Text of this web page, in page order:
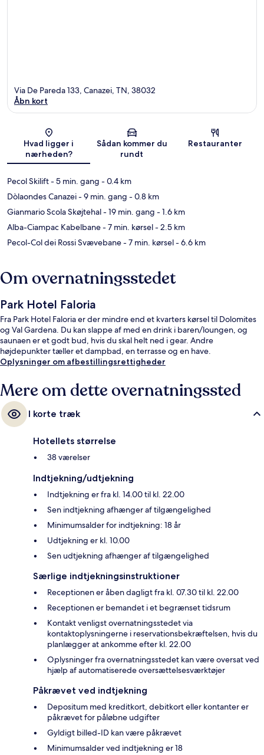
Kort
Via De Pareda 133, Canazei, TN, 38032
Åbn kort
Hvad ligger i
nærheden?
Sådan kommer du
rundt
Restauranter
Pecol Skilift- 5 min. gang - 0.4 km
Dòlaondes Canazei- 9 min. gang - 0.8 km
Gianmario Scola Skøjtehal- 19 min. gang - 1.6 km
Alba-Ciampac Kabelbane- 7 min. kørsel- 2.5 km
Pecol-Col dei Rossi Svævebane- 7 min. kørsel- 6.6 km
Om overnatningsstedet
Park Hotel Faloria
Fra Park Hotel Faloria er der mindre end et kvarters kørsel til Dolomites
og Val Gardena. Du kan slappe af med en drink i baren/loungen, og
saunaen er et godt bud, hvis du skal helt ned i gear. Andre
højdepunkter tæller et dampbad, en terrasse og en have.
Oplysninger om afbestillingsrettigheder
Mere om dette overnatningssted
I korte træk
Hotellets størrelse
38 værelser
Indtjekning/udtjekning
Indtjekning er fra kl. 14.00 til kl. 22.00
Sen indtjekning afhænger af tilgængelighed
Minimumsalder for indtjekning: 18 år
Udtjekning er kl. 10.00
Sen udtjekning afhænger af tilgængelighed
Særlige indtjekningsinstruktioner
Receptionen er åben dagligt fra kl. 07.30 til kl. 22.00
Receptionen er bemandet i et begrænset tidsrum
Kontakt venligst overnatningsstedet via
kontaktoplysningerne i reservationsbekræftelsen, hvis du
planlægger at ankomme efter kl. 22.00
Oplysninger fra overnatningsstedet kan være oversat ved
hjælp af automatiserede oversættelsesværktøjer
Påkrævet ved indtjekning
Depositum med kreditkort, debitkort eller kontanter er
påkrævet for påløbne udgifter
Gyldigt billed-ID kan være påkrævet
Minimumsalder ved indtjekning er 18